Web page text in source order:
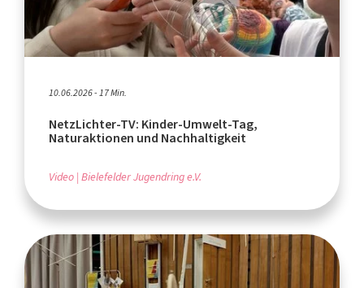
10.06.2026 - 17 Min.
NetzLichter-TV: Kinder-Umwelt-Tag,
Naturaktionen und Nachhaltigkeit
Video Bielefelder Jugendring e.V.